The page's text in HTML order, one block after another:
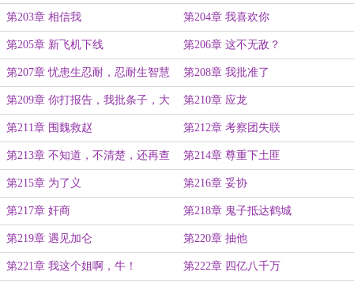
第203章 相信我 第204章 我喜欢你
第205章 新飞机下线 第206章 这不无敌？
第207章 忧患生忍耐，忍耐生智慧 第208章 我批准了
第209章 你打报告，我批条子，大
哥掏钱
第210章 应龙
第211章 围魏救赵 第212章 考察团失联
第213章 不知道，不清楚，还再查 第214章 尊重下土匪
第215章 为了义 第216章 妥协
第217章 奸商 第218章 鬼子抵达鹤城
第219章 遇见加仑 第220章 抽他
第221章 我这个姐啊，牛！ 第222章 四亿八千万